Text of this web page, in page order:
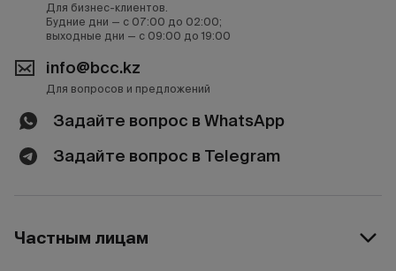
Для бизнес-клиентов.
Будние дни — с 07:00 до 02:00;
выходные дни — с 09:00 до 19:00
info@bcc.kz
Для вопросов и предложений
Задайте вопрос в WhatsApp
Задайте вопрос в Telegram
Частным лицам